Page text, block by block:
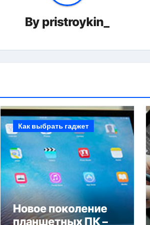
By pristroykin_
Как выбрать гаджет
Новое поколение
планшетных ПК –